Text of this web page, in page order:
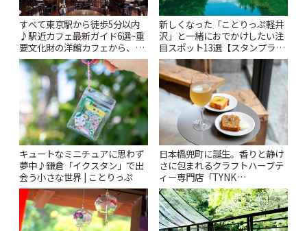
すべて東京駅から徒歩5分以内
♪駅近カフェ最新ガイド6選~重
要文化財の洋館カフェから、改
札すぐのレトロ喫茶まで~ | こと
りっぷ
新しくなった「ことりっぷ軽井
沢」と一緒におでかけしたい注
目スポット13選【スタンプラリ
ー開催中】 | ことりっぷ
キュートなミニチュアに思わず
夢中♪鎌倉「イクスタン」で出
会う小さな世界 | ことりっぷ
日本橋兜町に誕生。香りと静け
さに包まれるクラフトハーブテ
ィー専門店「TYNK
Kabutocho」 | ことりっぷ